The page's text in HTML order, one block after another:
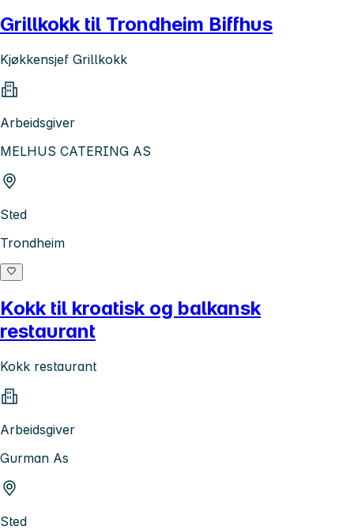
Grillkokk til Trondheim Biffhus
Kjøkkensjef Grillkokk
Arbeidsgiver
MELHUS CATERING AS
Sted
Trondheim
Kokk til kroatisk og balkansk
restaurant
Kokk restaurant
Arbeidsgiver
Gurman As
Sted